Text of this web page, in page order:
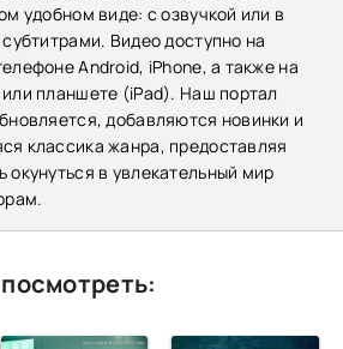
удобном виде: с озвучкой или в
Видео доступно на
Android, iPhone, а также на
планшете (iPad). Наш портал
добавляются новинки и
классика жанра, предоставляя
окунуться в увлекательный мир